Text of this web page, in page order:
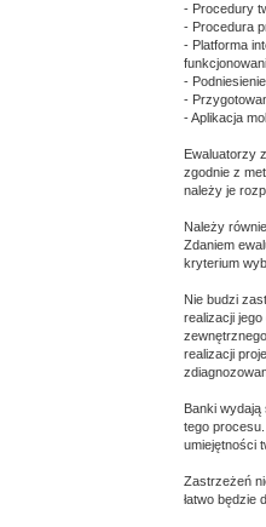
- Procedury
- Procedura
- Platforma
-
-
- Aplikacja
Ewaluatorzy
zgodnie z
należy je
Należy
Zdaniem
kryterium
Nie budzi
realizacji
realizacji
Banki
tego
umiejętności
Zastrzeżeń
łatwo będzie